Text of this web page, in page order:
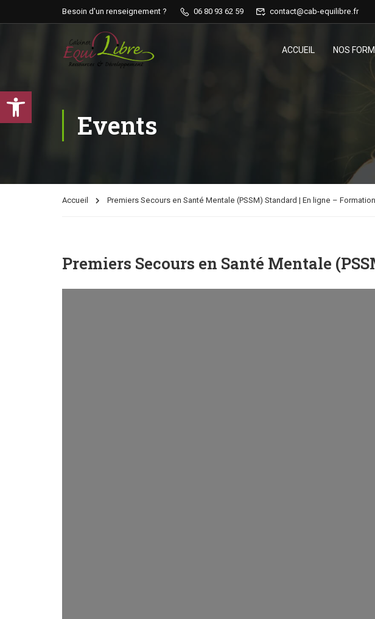
Besoin d'un renseignement ? 06 80 93 62 59 contact@cab-equilibre.fr
ACCUEIL NOS
Events
Accueil Premiers Secours en Santé Mentale (PSSM) Standard | En ligne –
Premiers Secours en Santé Mentale
Ouvrir la barre d’outils